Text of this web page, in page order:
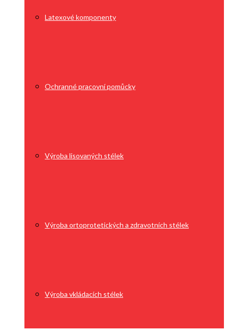
Latexové komponenty
Ochranné pracovní pomůcky
Výroba lisovaných stélek
Výroba ortoprotetických a zdravotních stélek
Výroba vkládacích stélek